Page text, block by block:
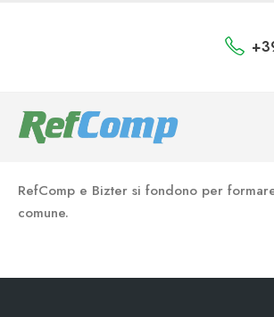
RefComp e Bizter si fondono per
comune.